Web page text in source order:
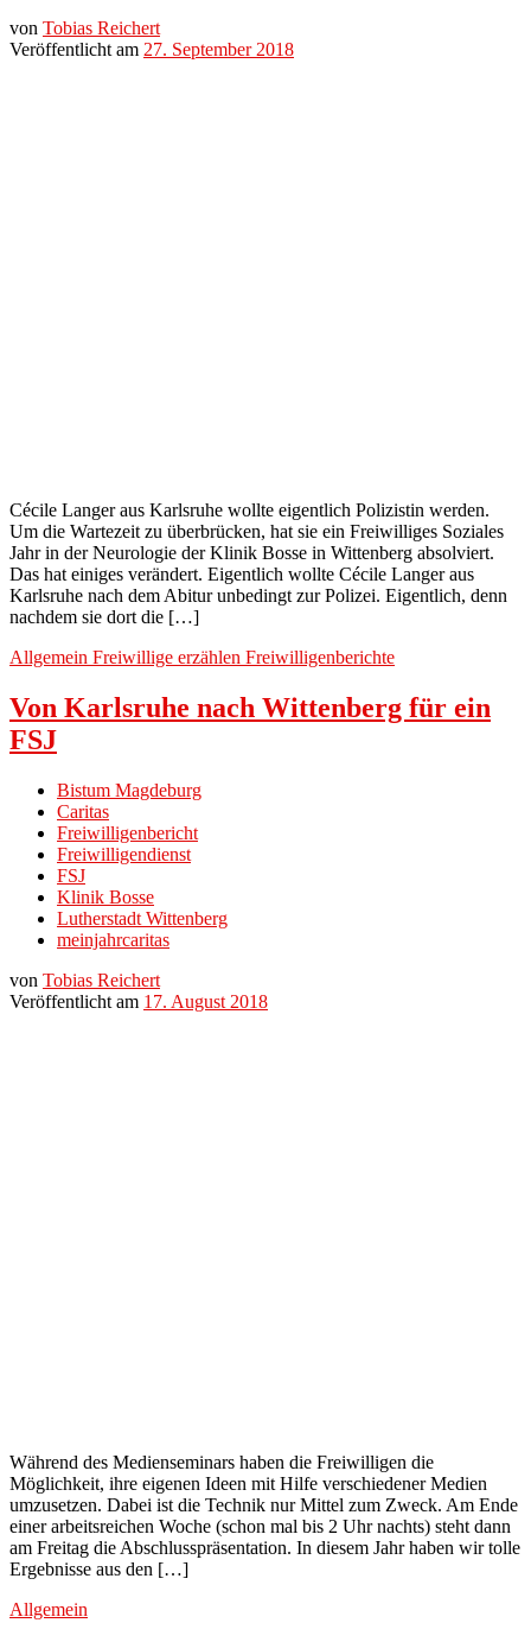
von Tobias Reichert
Veröffentlicht am 27. September 2018
Cécile Langer aus Karlsruhe wollte eigentlich Polizistin werden.
Um die Wartezeit zu überbrücken, hat sie ein Freiwilliges Soziales
Jahr in der Neurologie der Klinik Bosse in Wittenberg absolviert.
Das hat einiges verändert. Eigentlich wollte Cécile Langer aus
Karlsruhe nach dem Abitur unbedingt zur Polizei. Eigentlich, denn
nachdem sie dort die […]
Allgemein Freiwillige erzählen Freiwilligenberichte
Von Karlsruhe nach Wittenberg für ein
FSJ
Bistum Magdeburg
Caritas
Freiwilligenbericht
Freiwilligendienst
FSJ
Klinik Bosse
Lutherstadt Wittenberg
meinjahrcaritas
von Tobias Reichert
Veröffentlicht am 17. August 2018
Während des Medienseminars haben die Freiwilligen die
Möglichkeit, ihre eigenen Ideen mit Hilfe verschiedener Medien
umzusetzen. Dabei ist die Technik nur Mittel zum Zweck. Am Ende
einer arbeitsreichen Woche (schon mal bis 2 Uhr nachts) steht dann
am Freitag die Abschlusspräsentation. In diesem Jahr haben wir tolle
Ergebnisse aus den […]
Allgemein